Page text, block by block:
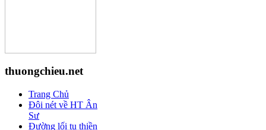
thuongchieu.net
Trang Chủ
Đôi nét về HT Ân
Sư
Đường lối tu thiền